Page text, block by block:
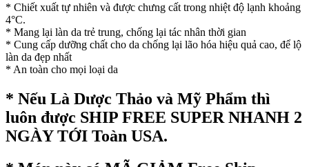
* Chiết xuất tự nhiên và được chưng cất trong nhiệt độ lạnh khoảng
4°C.
* Mang lại làn da trẻ trung, chống lại tác nhân thời gian
* Cung cấp dưỡng chất cho da chống lại lão hóa hiệu quả cao, để lộ
làn da đẹp nhất
* An toàn cho mọi loại da
* Nếu Là Dược Thảo và Mỹ Phẩm thì
luôn được SHIP FREE SUPER NHANH 2
NGÀY TỚI Toàn USA.